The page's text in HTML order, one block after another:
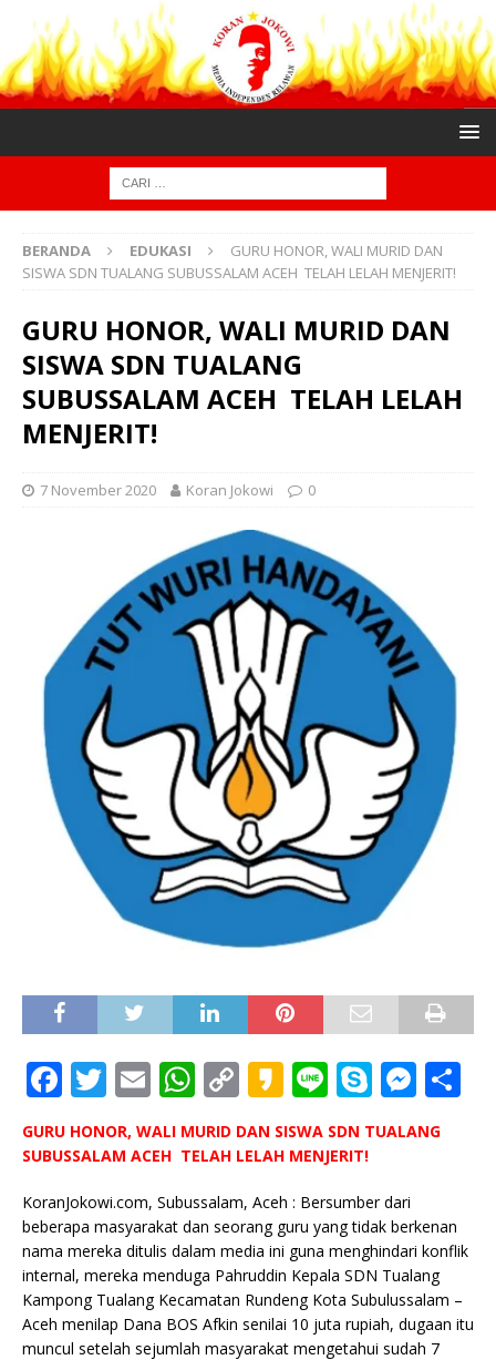
BERANDA EDUKASI
GURU HONOR, WALI MURID DAN
SISWA SDN TUALANG SUBUSSALAM ACEH TELAH LELAH MENJERIT!
GURU HONOR, WALI MURID DAN
SISWA SDN TUALANG
SUBUSSALAM ACEH TELAH LELAH
MENJERIT!
7 November 2020 Koran Jokowi 0
F
a
c
e
b
o
o
k
T
w
it
te
r
E
m
ai
l
W
h
at
A
p
p
C
o
p
y
Li
n
k
K
a
k
a
o
Li
n
e
S
k
y
p
e
M
e
ss
n
g
e
r
GURU HONOR, WALI MURID DAN SISWA SDN TUALANG
SUBUSSALAM ACEH TELAH LELAH MENJERIT!
KoranJokowi.com, Subussalam, Aceh : Bersumber dari
beberapa masyarakat dan seorang guru yang tidak berkenan
nama mereka ditulis dalam media ini guna menghindari konflik
internal, mereka menduga Pahruddin Kepala SDN Tualang
Kampong Tualang Kecamatan Rundeng Kota Subulussalam –
Aceh menilap Dana BOS Afkin senilai 10 juta rupiah, dugaan itu
muncul setelah sejumlah masyarakat mengetahui sudah 7